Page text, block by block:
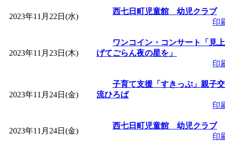
2023年11月22日(水)
西七日町児童館 幼児クラブ
印
2023年11月23日(木)
ワンコイン・コンサート「見上
げてごらん夜の星を」
印
2023年11月24日(金)
子育て支援「すきっぷ」親子交
流ひろば
印
2023年11月24日(金)
西七日町児童館 幼児クラブ
印